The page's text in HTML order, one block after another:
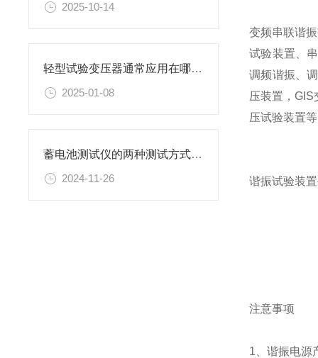
2025-10-14
轻型试验变压器通常应用在哪些场景
2025-01-08
蓄电池测试仪的两种测试方式比较
2024-11-26
变频串联谐
试验装置、
调频谐振、
压装置，
压试验装置等
谐振试验装
注意事项
1、谐振电源